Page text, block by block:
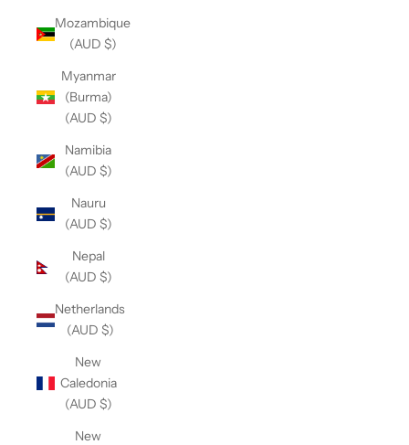
Mozambique
(AUD $)
Myanmar
(Burma)
(AUD $)
Namibia
(AUD $)
Nauru
(AUD $)
Nepal
(AUD $)
Netherlands
(AUD $)
New
Caledonia
(AUD $)
New